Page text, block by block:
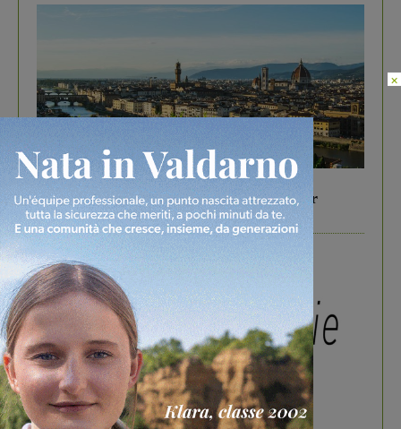
In vetrina 6 Agosto 2026
Gita di famiglia a Firenze: 5 idee per far
divertire i tuoi figli
In vetrina 3 Agosto 2026
×